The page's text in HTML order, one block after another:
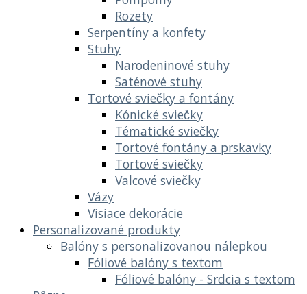
Rozety
Serpentíny a konfety
Stuhy
Narodeninové stuhy
Saténové stuhy
Tortové sviečky a fontány
Kónické sviečky
Tématické sviečky
Tortové fontány a prskavky
Tortové sviečky
Valcové sviečky
Vázy
Visiace dekorácie
Personalizované produkty
Balóny s personalizovanou nálepkou
Fóliové balóny s textom
Fóliové balóny - Srdcia s textom